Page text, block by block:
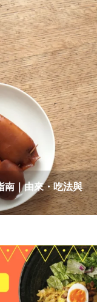
南｜由來・吃法與